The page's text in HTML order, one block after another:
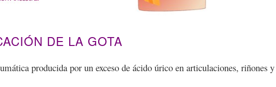
DE LA GOTA
producida por un exceso de ácido úrico en articulaciones, riñones y